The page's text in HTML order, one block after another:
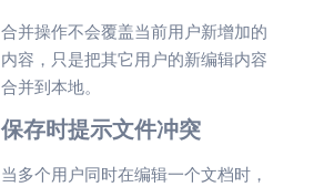
合并操作不会覆盖当前用户新增加的
内容，只是把其它用户的新编辑内容
合并到本地。
保存时提示文件冲突
当多个用户同时在编辑一个文档时，